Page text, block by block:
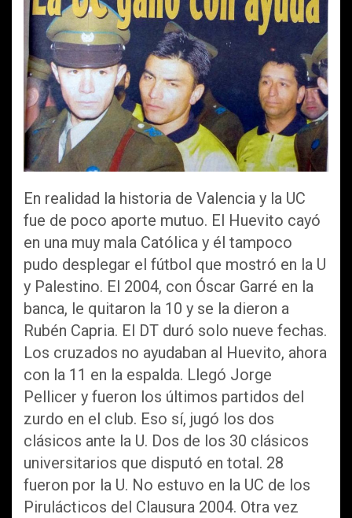
En realidad la historia de Valencia y la UC
fue de poco aporte mutuo. El Huevito cayó
en una muy mala Católica y él tampoco
pudo desplegar el fútbol que mostró en la U
y Palestino. El 2004, con Óscar Garré en la
banca, le quitaron la 10 y se la dieron a
Rubén Capria. El DT duró solo nueve fechas.
Los cruzados no ayudaban al Huevito, ahora
con la 11 en la espalda. Llegó Jorge
Pellicer y fueron los últimos partidos del
zurdo en el club. Eso sí, jugó los dos
clásicos ante la U. Dos de los 30 clásicos
universitarios que disputó en total. 28
fueron por la U. No estuvo en la UC de los
Pirulácticos del Clausura 2004. Otra vez